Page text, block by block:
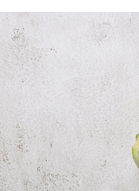
Ингредиенты:
ЕДА ОВОЩИ